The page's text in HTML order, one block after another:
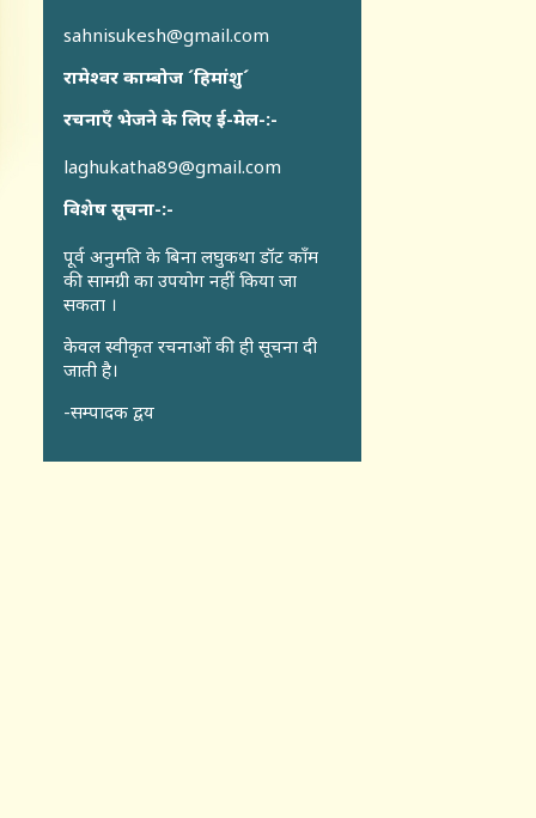
sahnisukesh@gmail.com
रामेश्वर काम्बोज ´हिमांशु´
रचनाएँ भेजने के लिए ई-मेल-:-
laghukatha89@gmail.com
विशेष सूचना-:-
पूर्व अनुमति के बिना लघुकथा डॉट कॉंम
की सामग्री का उपयोग नहीं किया जा
सकता ।
केवल स्वीकृत रचनाओं की ही सूचना दी
जाती है।
-सम्पादक द्वय